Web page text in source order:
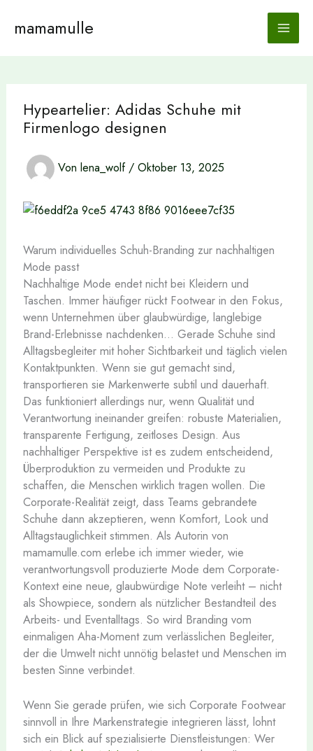
Inhaltmamamulle
Main
Hypeartelier: Adidas Schuhe mit
Firmenlogo designen
Von lena_wolf / Oktober 13, 2025
Warum individuelles Schuh-Branding zur nachhaltigen
Mode passt
Nachhaltige Mode endet nicht bei Kleidern und
Taschen. Immer häufiger rückt Footwear in den Fokus,
wenn Unternehmen über glaubwürdige, langlebige
Brand-Erlebnisse nachdenken… Gerade Schuhe sind
Alltagsbegleiter mit hoher Sichtbarkeit und täglich vielen
Kontaktpunkten. Wenn sie gut gemacht sind,
transportieren sie Markenwerte subtil und dauerhaft.
Das funktioniert allerdings nur, wenn Qualität und
Verantwortung ineinander greifen: robuste Materialien,
transparente Fertigung, zeitloses Design. Aus
nachhaltiger Perspektive ist es zudem entscheidend,
Überproduktion zu vermeiden und Produkte zu
schaffen, die Menschen wirklich tragen wollen. Die
Corporate-Realität zeigt, dass Teams gebrandete
Schuhe dann akzeptieren, wenn Komfort, Look und
Alltagstauglichkeit stimmen. Als Autorin von
mamamulle.com erlebe ich immer wieder, wie
verantwortungsvoll produzierte Mode dem Corporate-
Kontext eine neue, glaubwürdige Note verleiht – nicht
als Showpiece, sondern als nützlicher Bestandteil des
Arbeits- und Eventalltags. So wird Branding vom
einmaligen Aha-Moment zum verlässlichen Begleiter,
der die Umwelt nicht unnötig belastet und Menschen im
besten Sinne verbindet.
Wenn Sie gerade prüfen, wie sich Corporate Footwear
sinnvoll in Ihre Markenstrategie integrieren lässt, lohnt
sich ein Blick auf spezialisierte Dienstleistungen: Wer